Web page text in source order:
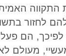
התקווה
לחזור
הם
מעולם לא